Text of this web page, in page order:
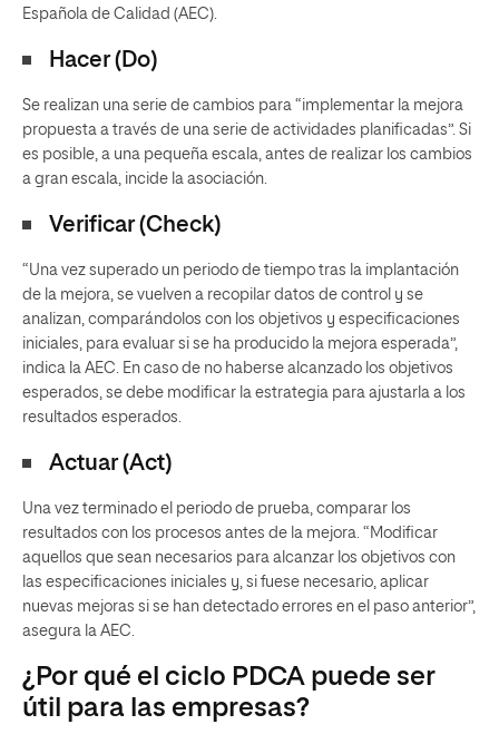
Española de Calidad (AEC).
Hacer (Do)
Se realizan una serie de cambios para “implementar la mejora
propuesta a través de una serie de actividades planificadas”. Si
es posible, a una pequeña escala, antes de realizar los cambios
a gran escala, incide la asociación.
Verificar (Check)
“Una vez superado un periodo de tiempo tras la implantación
de la mejora, se vuelven a recopilar datos de control y se
analizan, comparándolos con los objetivos y especificaciones
iniciales, para evaluar si se ha producido la mejora esperada”,
indica la AEC. En caso de no haberse alcanzado los objetivos
esperados, se debe modificar la estrategia para ajustarla a los
resultados esperados.
Actuar (Act)
Una vez terminado el periodo de prueba, comparar los
resultados con los procesos antes de la mejora. “Modificar
aquellos que sean necesarios para alcanzar los objetivos con
las especificaciones iniciales y, si fuese necesario, aplicar
nuevas mejoras si se han detectado errores en el paso anterior”,
asegura la AEC.
¿Por qué el ciclo PDCA puede ser
útil para las empresas?